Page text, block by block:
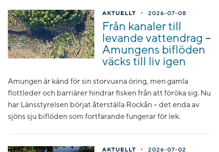
AKTUELLT • 2026-07-08
Från kanaler till
levande vattendrag –
Amungens biflöden
väcks till liv igen
Amungen är känd för sin storvuxna öring, men gamla
flottleder och barriärer hindrar fisken från att föröka sig. Nu
har Länsstyrelsen börjat återställa Rockån – det enda av
sjöns sju biflöden som fortfarande fungerar för lek.
AKTUELLT • 2026-07-02